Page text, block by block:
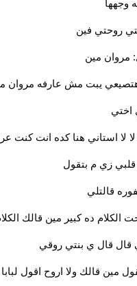
وجهها
روحتي فين
مروان مين
يبت مش عارفه مروان
اختي
لا استاني هنا كده انت كنت
قلبي زي م بتقول
قالتلي
ده كبير مين قالك
قال قال ي بنتي روقي
مين قالك ولا اروح اقول لبابا